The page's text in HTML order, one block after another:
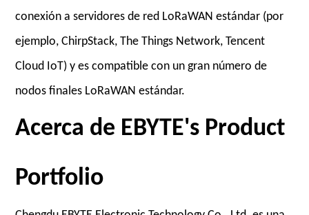
conexión a servidores de red LoRaWAN estándar (por
ejemplo, ChirpStack, The Things Network, Tencent
Cloud IoT) y es compatible con un gran número de
nodos finales LoRaWAN estándar.
Acerca de EBYTE's Product
Portfolio